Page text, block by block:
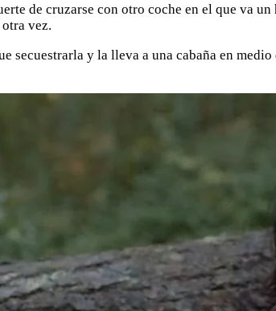
de cruzarse con otro coche en el que va
vez.
secuestrarla y la lleva a una cabaña en